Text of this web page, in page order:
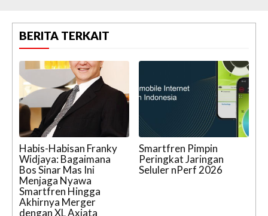
BERITA TERKAIT
Habis-Habisan Franky
Widjaya: Bagaimana
Bos Sinar Mas Ini
Menjaga Nyawa
Smartfren Hingga
Akhirnya Merger
dengan XL Axiata
Smartfren Pimpin
Peringkat Jaringan
Seluler nPerf 2026